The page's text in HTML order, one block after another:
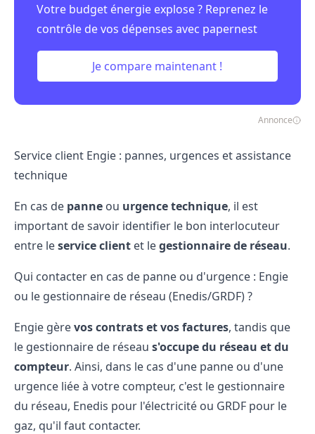
Votre budget énergie explose ? Reprenez le
contrôle de vos dépenses avec papernest
Je compare maintenant !
Annonce
Service client Engie : pannes, urgences et assistance
technique
En cas de panne ou urgence technique, il est
important de savoir identifier le bon interlocuteur
entre leservice client et legestionnaire de réseau.
Qui contacter en cas de panne ou d'urgence : Engie
ou le gestionnaire de réseau (Enedis/GRDF) ?
Engie gèrevos contrats et vos factures, tandis que
le gestionnaire de réseau s'occupe du réseau et du
compteur. Ainsi, dans le cas d'une panne ou d'une
urgence liée à votre compteur, c'est le gestionnaire
du réseau, Enedis pour l'électricité ou GRDF pour le
gaz, qu'il faut contacter.